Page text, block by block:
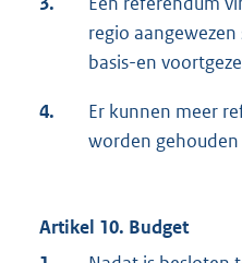
regio
basis-en
4.
Er kunnen meer
worden gehouden
Artikel 10. Budget